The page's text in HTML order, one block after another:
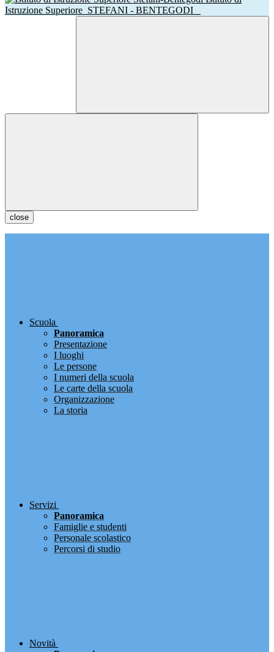
Istruzione Superiore STEFANI - BENTEGODI
close
Scuola
Panoramica
Presentazione
I luoghi
Le persone
I numeri della scuola
Le carte della scuola
Organizzazione
La storia
Servizi
Panoramica
Famiglie e studenti
Personale scolastico
Percorsi di studio
Novità